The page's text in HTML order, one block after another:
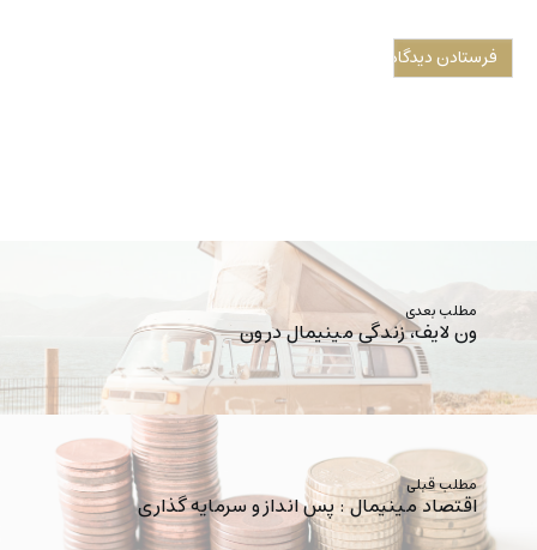
مطلب بعدی
ون لایف، زندگی مینیمال در ون
مطلب قبلی
اقتصاد مینیمال : پس انداز و سرمایه گذاری